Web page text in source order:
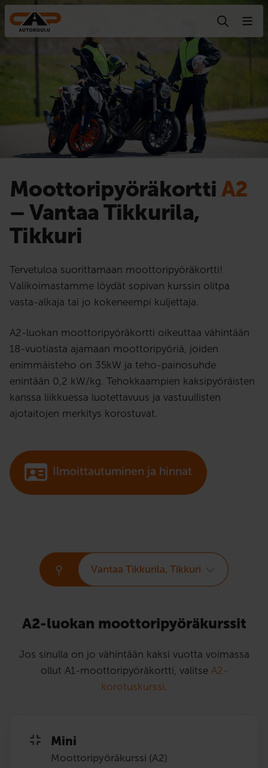
Hyppää sisältöön
Moottoripyörä­kortti A2
– Vantaa Tikkurila,
Tikkuri
Tervetuloa suorittamaan moottoripyöräkortti!
Valikoimastamme löydät sopivan kurssin olitpa
vasta-alkaja tai jo kokeneempi kuljettaja.
A2-luokan moottoripyöräkortti oikeuttaa vähintään
18-vuotiasta ajamaan moottoripyöriä, joiden
enimmäisteho on 35kW ja teho-painosuhde
enintään 0,2 kW/kg. Tehokkaampien kaksipyöräisten
kanssa liikkuessa luotettavuus ja vastuullisten
ajotaitojen merkitys korostuvat.
Ilmoittautuminen ja hinnat
Vantaa Tikkurila, Tikkuri
A2-luokan moottori­pyörä­kurssit
Jos sinulla on jo vähintään kaksi vuotta voimassa
ollut A1-moottoripyöräkortti, valitse A2-
korotuskurssi.
Mini
Moottoripyöräkurssi (A2)